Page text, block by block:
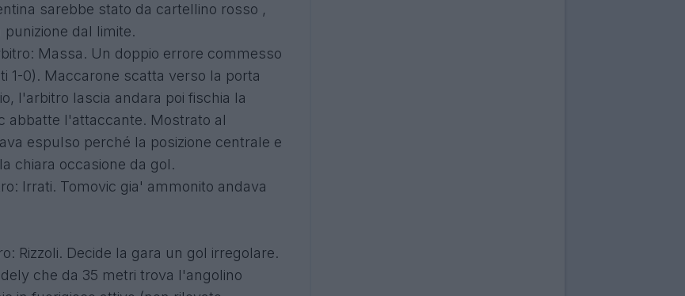
sarebbe stato da cartellino rosso ,
dal limite.
Massa. Un doppio errore commesso
1-0). Maccarone scatta verso la porta
l'arbitro lascia andara poi fischia la
abbatte l'attaccante. Mostrato al
espulso perché la posizione centrale e
chiara occasione da gol.
Irrati. Tomovic gia' ammonito andava
Rizzoli. Decide la gara un gol irregolare.
che da 35 metri trova l'angolino